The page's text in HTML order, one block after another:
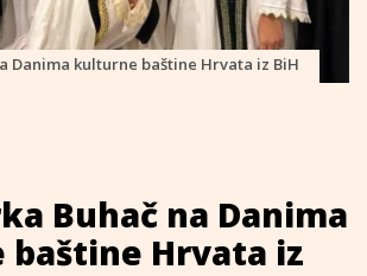
Danima kulturne baštine Hrvata iz BiH
Buhač na Danima
Hrvata iz